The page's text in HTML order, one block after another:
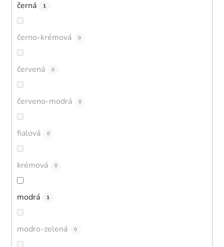
černá 1
černo-krémová 0
červená 0
červeno-modrá 0
fialová 0
krémová 0
modrá 1
modro-zelená 0